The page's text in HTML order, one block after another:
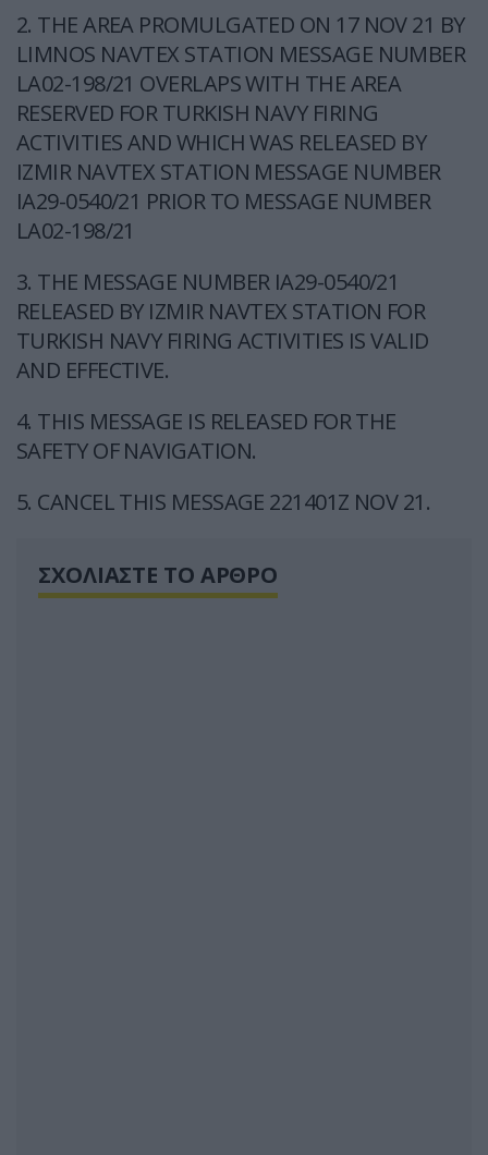
2. THE AREA PROMULGATED ON 17 NOV 21 BY
LIMNOS NAVTEX STATION MESSAGE NUMBER
LA02-198/21 OVERLAPS WITH THE AREA
RESERVED FOR TURKISH NAVY FIRING
ACTIVITIES AND WHICH WAS RELEASED BY
IZMIR NAVTEX STATION MESSAGE NUMBER
IA29-0540/21 PRIOR TO MESSAGE NUMBER
LA02-198/21
3. THE MESSAGE NUMBER IA29-0540/21
RELEASED BY IZMIR NAVTEX STATION FOR
TURKISH NAVY FIRING ACTIVITIES IS VALID
AND EFFECTIVE.
4. THIS MESSAGE IS RELEASED FOR THE
SAFETY OF NAVIGATION.
5. CANCEL THIS MESSAGE 221401Z NOV 21.
ΣΧΟΛΙΑΣΤΕ ΤΟ ΑΡΘΡΟ